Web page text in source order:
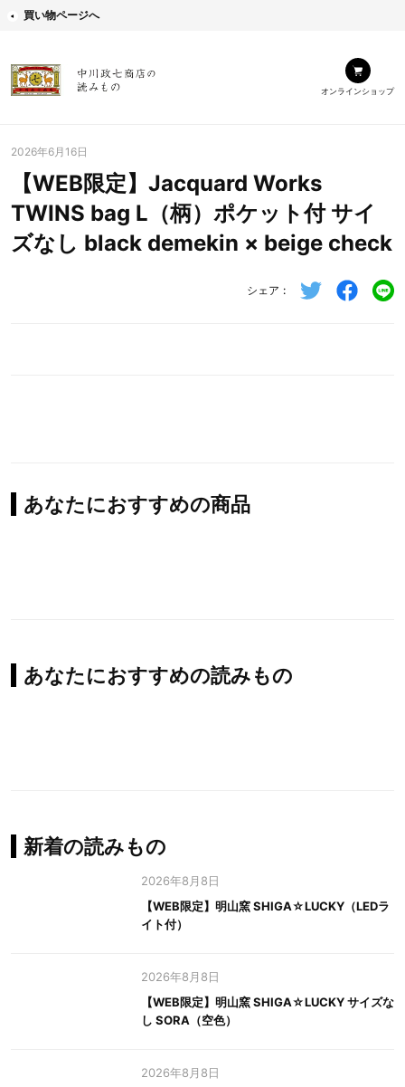
買い物ページへ
オンラインショップ
2026年6月16日
【WEB限定】Jacquard Works
TWINS bag L（柄）ポケット付 サイ
ズなし black demekin × beige check
シェア
あなたにおすすめの商品
あなたにおすすめの読みもの
新着の読みもの
2026年8月8日
【WEB限定】明山窯 SHIGA☆LUCKY（LEDラ
イト付）
2026年8月8日
【WEB限定】明山窯 SHIGA☆LUCKY サイズな
し SORA（空色）
2026年8月8日